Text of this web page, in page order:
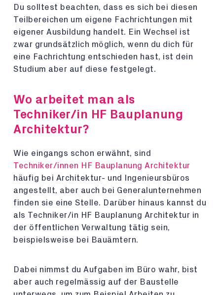
Du solltest beachten, dass es sich bei diesen
Teilbereichen um eigene Fachrichtungen mit
eigener Ausbildung handelt. Ein Wechsel ist
zwar grundsätzlich möglich, wenn du dich für
eine Fachrichtung entschieden hast, ist dein
Studium aber auf diese festgelegt.
Wo arbeitet man als
Techniker/in HF Bauplanung
Architektur?
Wie eingangs schon erwähnt, sind
Techniker/innen HF Bauplanung Architektur
häufig bei Architektur- und Ingenieursbüros
angestellt, aber auch bei Generalunternehmen
finden sie eine Stelle. Darüber hinaus kannst du
als Techniker/in HF Bauplanung Architektur in
der öffentlichen Verwaltung tätig sein,
beispielsweise bei Bauämtern.
Dabei nimmst du Aufgaben im Büro wahr, bist
aber auch regelmässig auf der Baustelle